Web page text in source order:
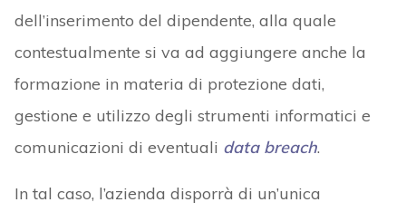
dell’inserimento del dipendente, alla quale
contestualmente si va ad aggiungere anche la
formazione in materia di protezione dati,
gestione e utilizzo degli strumenti informatici e
comunicazioni di eventuali data breach.
In tal caso, l’azienda disporrà di un’unica